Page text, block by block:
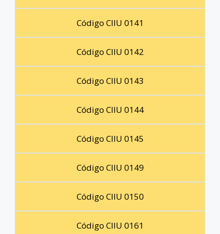
Código CIIU 0141
Código CIIU 0142
Código CIIU 0143
Código CIIU 0144
Código CIIU 0145
Código CIIU 0149
Código CIIU 0150
Código CIIU 0161